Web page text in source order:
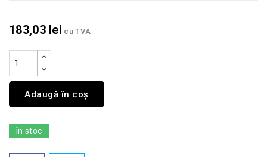
183,03 lei cu TVA
Adaugă în coș
în stoc